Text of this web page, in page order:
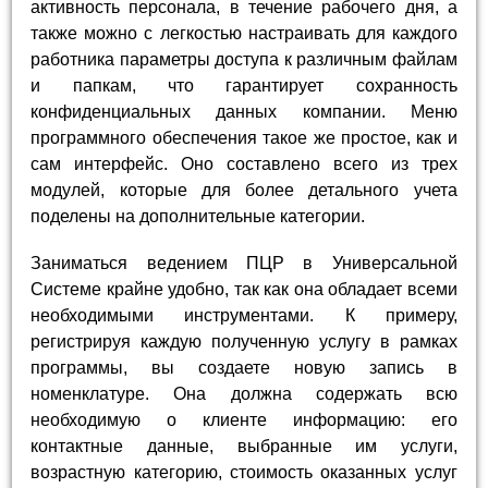
активность персонала, в течение рабочего дня, а
также можно с легкостью настраивать для каждого
работника параметры доступа к различным файлам
и папкам, что гарантирует сохранность
конфиденциальных данных компании. Меню
программного обеспечения такое же простое, как и
сам интерфейс. Оно составлено всего из трех
модулей, которые для более детального учета
поделены на дополнительные категории.
Заниматься ведением ПЦР в Универсальной
Системе крайне удобно, так как она обладает всеми
необходимыми инструментами. К примеру,
регистрируя каждую полученную услугу в рамках
программы, вы создаете новую запись в
номенклатуре. Она должна содержать всю
необходимую о клиенте информацию: его
контактные данные, выбранные им услуги,
возрастную категорию, стоимость оказанных услуг